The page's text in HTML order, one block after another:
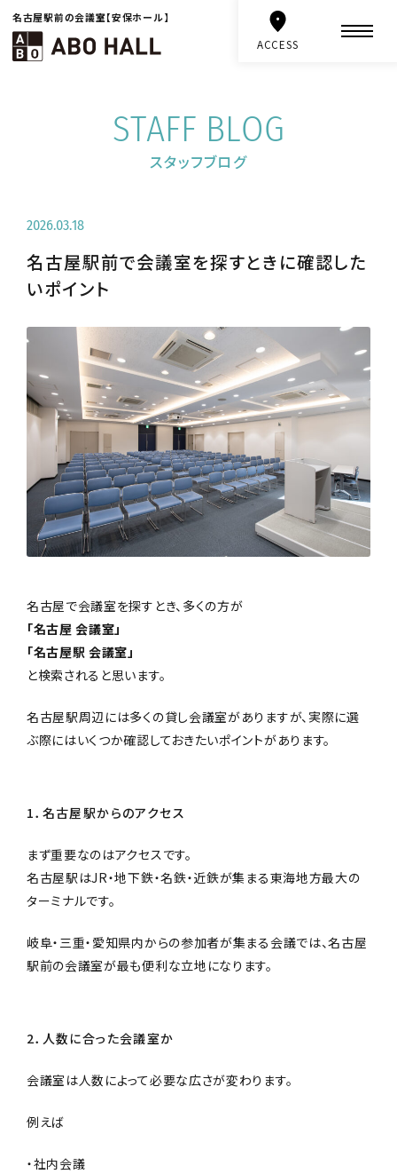
名古屋駅前の会議室【安保ホール】
ACCESS
スタッフブログ
STAFF BLOG
名古屋駅前で会議室を探すときに確認した
いポイント
2026.03.18
名古屋で会議室を探すとき、多くの方が
「名古屋 会議室」
「名古屋駅 会議室」
と検索されると思います。
名古屋駅周辺には多くの貸し会議室がありますが、実際に選
ぶ際にはいくつか確認しておきたいポイントがあります。
1．名古屋駅からのアクセス
まず重要なのはアクセスです。
名古屋駅はJR・地下鉄・名鉄・近鉄が集まる東海地方最大の
ターミナルです。
岐阜・三重・愛知県内からの参加者が集まる会議では、名古屋
駅前の会議室が最も便利な立地になります。
2．人数に合った会議室か
会議室は人数によって必要な広さが変わります。
例えば
・社内会議